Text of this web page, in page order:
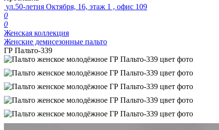
ул.50-летия Октября, 16, этаж 1 , офис 109
0
0
Женская коллекция
Женские демисезонные пальто
ГР Пальто-339